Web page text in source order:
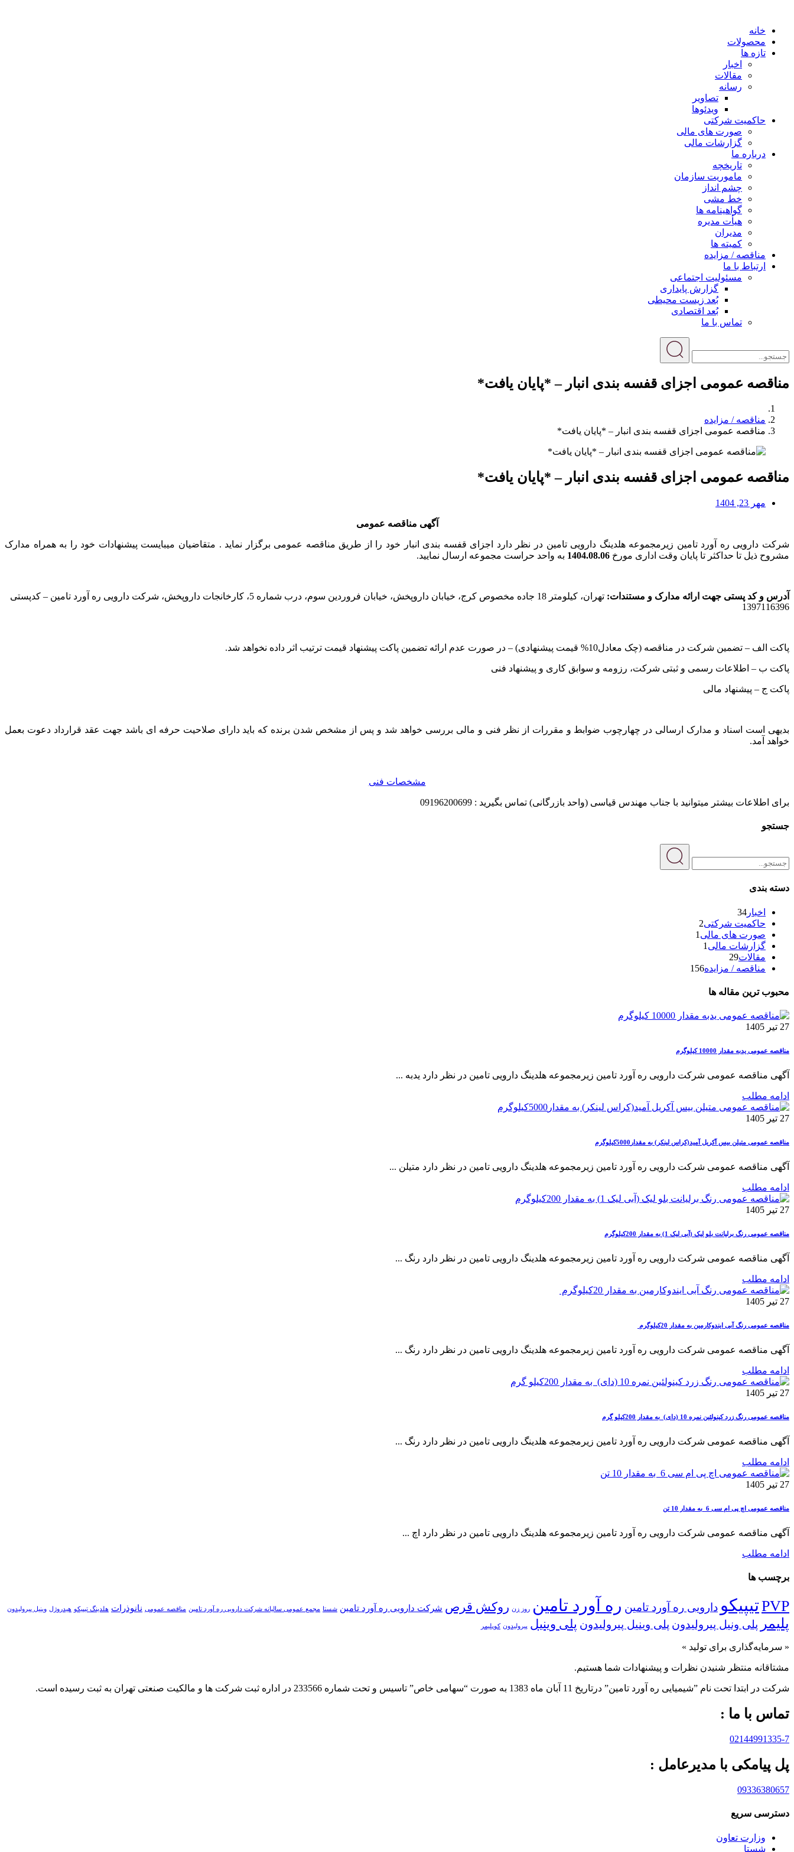
خانه
محصولات
تازه ها
اخبار
مقالات
رسانه
تصاویر
ویدئوها
حاکمیت شرکتی
صورت های مالی
گزارشات مالی
درباره ما
تاریخچه
ماموریت سازمان
چشم انداز
خط مشی
گواهینامه ها
هیأت مدیره
مدیران
کمیته ها
مناقصه / مزایده
ارتباط با ما
مسئولیت اجتماعی
گزارش پایداری
بُعد زیست محیطی
بُعد اقتصادی
تماس با ما
مناقصه عمومی اجزای قفسه بندی انبار – *پایان یافت*
مناقصه / مزایده
مناقصه عمومی اجزای قفسه بندی انبار – *پایان یافت*
مناقصه عمومی اجزای قفسه بندی انبار – *پایان یافت*
مهر 23, 1404
آگهی مناقصه عمومی
شرکت دارویی ره آورد تامین زیرمجموعه هلدینگ دارویی تامین در نظر دارد اجزای قفسه بندی انبار خود را از طریق مناقصه عمومی برگزار نماید . متقاضیان میبایست پیشنهادات خود را به همراه مدارک
مشروح ذیل تا حداکثر تا پایان وقت اداری مورخ 1404.08.06 به واحد حراست مجموعه ارسال نمایید.
آدرس و کد پستی جهت ارائه مدارک و مستندات:
تهران، کیلومتر 18 جاده مخصوص کرج، خیابان داروپخش، خیابان فروردین سوم، درب شماره 5، کارخانجات داروپخش، شرکت دارویی ره آورد تامین – کدپستی
1397116396
پاکت الف – تضمین شرکت در مناقصه (چک معادل10% قیمت پیشنهادی) – در صورت عدم ارائه تضمین پاکت پیشنهاد قیمت ترتیب اثر داده نخواهد شد.
پاکت ب – اطلاعات رسمی و ثبتی شرکت، رزومه و سوابق کاری و پیشنهاد فنی
پاکت ج – پیشنهاد مالی
بدیهی است اسناد و مدارک ارسالی در چهارچوب ضوابط و مقررات از نظر فنی و مالی بررسی خواهد شد و پس از مشخص شدن برنده که باید دارای صلاحیت حرفه ای باشد جهت عقد قرارداد دعوت بعمل
خواهد آمد.
مشخصات فنی
برای اطلاعات بیشتر میتوانید با جناب مهندس قیاسی (واحد بازرگانی) تماس بگیرید : 09196200699
جستجو
دسته بندی
اخبار 34
حاکمیت شرکتی2
صورت های مالی 1
گزارشات مالی 1
مقالات29
مناقصه / مزایده156
محبوب ترین مقاله ها
27 تیر 1405
مناقصه عمومی یدبه مقدار 10000 کیلوگرم
آگهی مناقصه عمومی شرکت دارویی ره آورد تامین زیرمجموعه هلدینگ دارویی تامین در نظر دارد یدبه ...
ادامه مطلب
27 تیر 1405
مناقصه عمومی متیلن بیس آکریل آمید(کراس لینکر) به مقدار5000کیلوگرم
آگهی مناقصه عمومی شرکت دارویی ره آورد تامین زیرمجموعه هلدینگ دارویی تامین در نظر دارد متیلن ...
ادامه مطلب
27 تیر 1405
مناقصه عمومی رنگ برلیانت بلو لیک (آبی لیک 1) به مقدار 200کیلوگرم
آگهی مناقصه عمومی شرکت دارویی ره آورد تامین زیرمجموعه هلدینگ دارویی تامین در نظر دارد رنگ ...
ادامه مطلب
27 تیر 1405
مناقصه عمومی رنگ آبی ایندوکارمین به مقدار 20کیلوگرم
آگهی مناقصه عمومی شرکت دارویی ره آورد تامین زیرمجموعه هلدینگ دارویی تامین در نظر دارد رنگ ...
ادامه مطلب
27 تیر 1405
مناقصه عمومی رنگ زرد کینولئین نمره 10 (دای) به مقدار 200کیلو گرم
آگهی مناقصه عمومی شرکت دارویی ره آورد تامین زیرمجموعه هلدینگ دارویی تامین در نظر دارد رنگ ...
ادامه مطلب
27 تیر 1405
مناقصه عمومی اچ پی ام سی 6 به مقدار 10 تن
آگهی مناقصه عمومی شرکت دارویی ره آورد تامین زیرمجموعه هلدینگ دارویی تامین در نظر دارد اچ ...
ادامه مطلب
برچسب ها
PVPتیپیکو دارویی ره آورد تامین ره آورد تامین روز زن روکش قرص شرکت دارویی ره آورد تامین شستا مجمع عمومی سالیانه شرکت دارویی ره آورد تامین مناقصه عمومی نانوذرات هلدینگ تیپیکو هیدروژل وینیل پیرولیدون
پلیمر پلی ونیل پیرولیدون پلی وینیل پیرولیدون پلی‌ وینیل پیرولیدون کوپلیمر
« سرمایه‌گذاری برای تولید »
مشتاقانه منتظر شنیدن نظرات و پیشنهادات شما هستیم.
شرکت در ابتدا تحت نام ”شیمیایی ره آورد تامين” درتاريخ 11 آبان ماه 1383 به صورت “سهامی خاص” تاسيس و تحت شماره 233566 در اداره ثبت شرکت ها و مالکيت صنعتی تهران به ثبت رسيده است.
تماس با ما :
02144991335-7
پل پیامکی با مدیرعامل :
09336380657
دسترسی سریع
وزارت تعاون
شستا